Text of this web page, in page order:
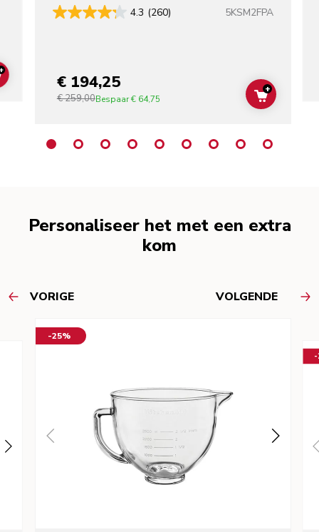
ADD TO CART
4.3 (260) 5KSM2FPA
€ 194,25
€ 259,00Bespaar€ 64,75 ADD TO
+
Personaliseer het met een extra
kom
VORIGE VOLGENDE
-25%
-